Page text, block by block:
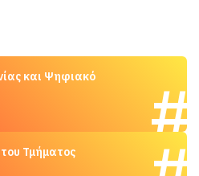
και Ψηφιακό
Τμήματος